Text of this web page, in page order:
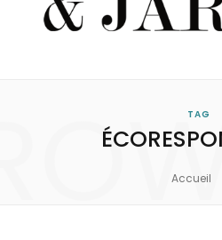
TAG
Accueil